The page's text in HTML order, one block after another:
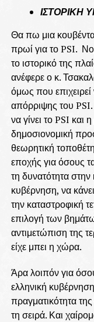
ΙΣΤΟΡΙΚΗ
Θα πω μια
πρωί για το PSI.
το ιστορικό της
ανέφερε ο κ.
όμως που επιχειρεί
απόρριψης του
να γίνει το PSI και
δημοσιονομική
θεωρητική
εποχής για όσους
τη δυνατότητα
κυβέρνηση, να
την καταστροφική
επιλογή των
αντιμετώπιση της
είχε μπει η χώρα.
Άρα λοιπόν για
ελληνική
πραγματικότητα
τη σειρά. Και